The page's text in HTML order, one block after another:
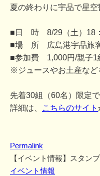
夏の終わりに宇品で星空
■日 時 8/29（土）18
■場 所 広島港宇品旅
■参加費 1,000円/親子1
※ジュースやお土産など
先着30組（60名）限定
詳細は、
こちらのサイト
Permalink
【イベント情報】スタン
イベント情報